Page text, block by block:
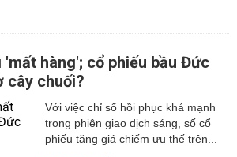
hàng'; cổ phiếu bầu Đức
cây chuối?
Với việc chỉ số hồi phục khá mạnh
trong phiên giao dịch sáng, số cổ
phiếu tăng giá chiếm ưu thế trên...